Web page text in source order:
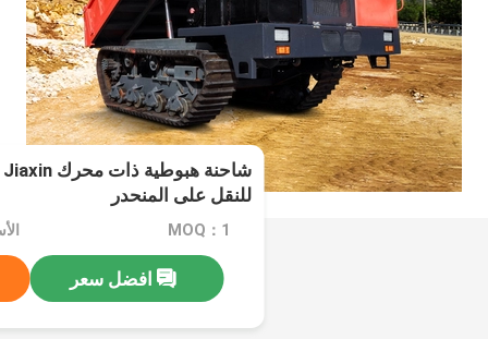
للنقل على المنحدر
MOQ：1
افضل سعر